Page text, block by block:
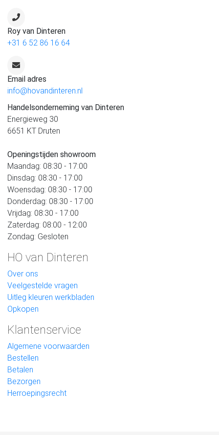
Roy van Dinteren
+31 6 52 86 16 64
Email adres
info@hovandinteren.nl
Handelsonderneming van Dinteren
Energieweg 30
6651 KT Druten
Openingstijden showroom
Maandag: 08:30 - 17:00
Dinsdag: 08:30 - 17:00
Woensdag: 08:30 - 17:00
Donderdag: 08:30 - 17:00
Vrijdag: 08:30 - 17:00
Zaterdag: 08:00 - 12:00
Zondag: Gesloten
HO van Dinteren
Over ons
Veelgestelde vragen
Uitleg kleuren werkbladen
Opkopen
Klantenservice
Algemene voorwaarden
Bestellen
Betalen
Bezorgen
Herroepingsrecht